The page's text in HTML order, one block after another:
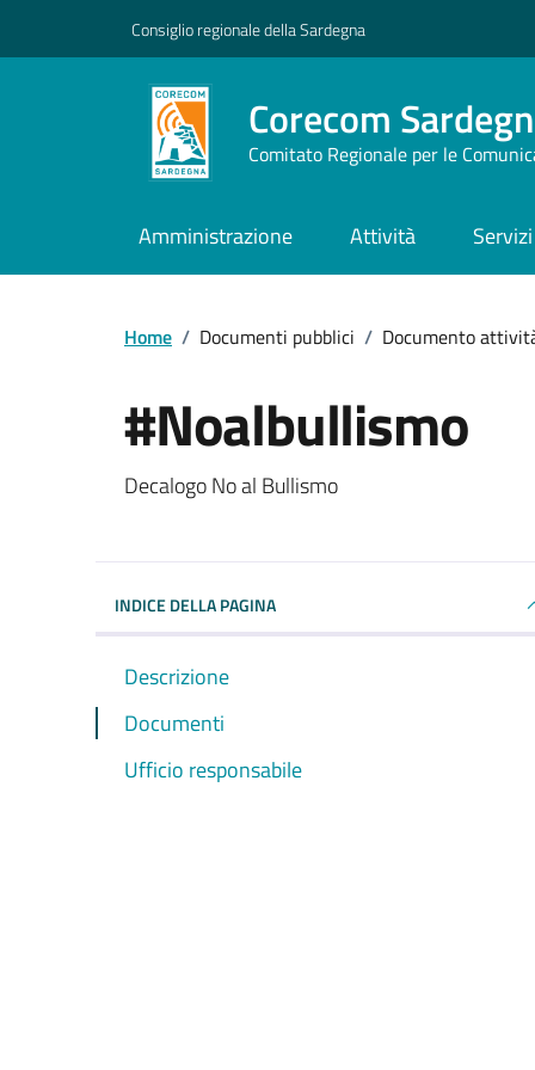
Consiglio regionale della Sardegna
Corecom
Comitato Regionale per le
Amministrazione Attività Servizi
Home / Documenti pubblici / Documento
#Noalbullismo
Dettagli del documento
Decalogo No al Bullismo
INDICE DELLA PAGINA
Descrizione
Documenti
Ufficio responsabile